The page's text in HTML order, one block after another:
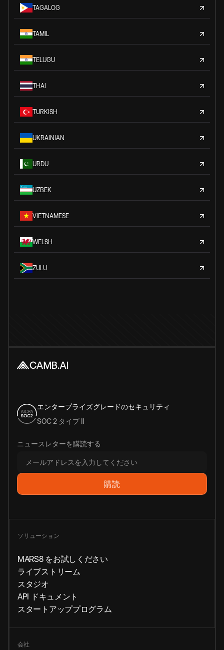
TAGALOG
TAMIL
TELUGU
THAI
TURKISH
UKRAINIAN
URDU
UZBEK
VIETNAMESE
WELSH
ZULU
エンタープライズグレードのセキュリティ
SOC 2 タイプ II
ニュースレターを購読する
ソリューション
MARS8 をお試しください
ライブストリーム
スタジオ
API ドキュメント
スタートアッププログラム
会社